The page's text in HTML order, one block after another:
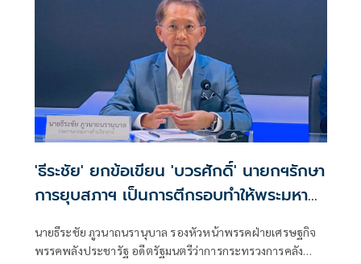
'ธีระชัย' ยกข้อเขียน 'บวรศักดิ์' นายกฯรักษา
การยุบสภาฯ เป็นการตีกรอบทำให้พระมหา
นายธีระชัย ภูวนาถนรานุบาล รองหัวหน้าพรรคฝ่ายเศรษฐกิจ
พรรคพลังประชารัฐ อดีตรัฐมนตรีว่าการกระทรวงการคลัง